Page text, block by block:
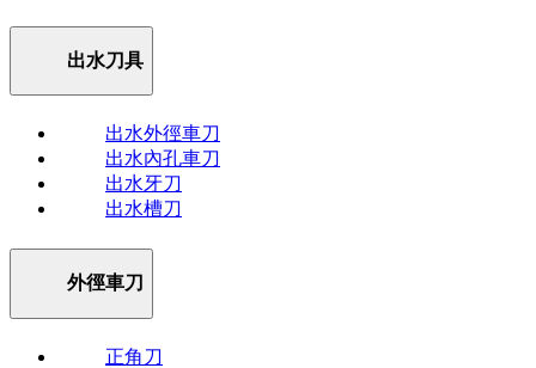
出水刀具
出水外徑車刀
出水內孔車刀
出水牙刀
出水槽刀
外徑車刀
正角刀